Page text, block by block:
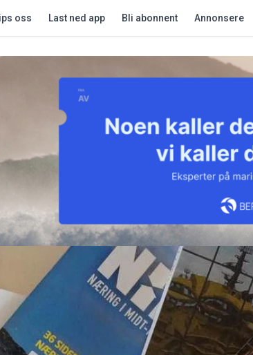
oss Last ned app Bli abonnent Annonsere